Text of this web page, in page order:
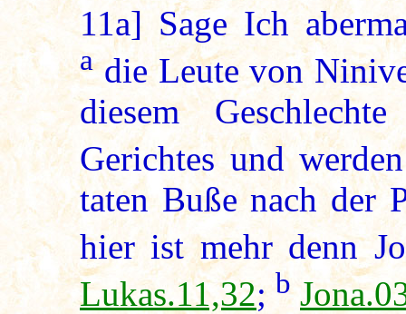
11a] Sage Ich
adie Leute von
diesem
Gerichtes und
taten Buße nach der
hier ist mehr denn
Lukas.11,32; b